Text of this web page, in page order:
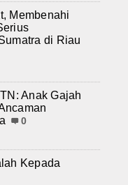
Membenahi
di Riau
Anak Gajah
0
Kepada